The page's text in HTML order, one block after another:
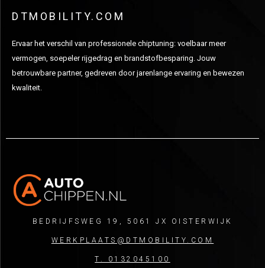
DTMOBILITY.COM
Ervaar het verschil van professionele chiptuning: voelbaar meer
vermogen, soepeler rijgedrag en brandstofbesparing. Jouw
betrouwbare partner, gedreven door jarenlange ervaring en bewezen
kwaliteit.
BEDRIJFSWEG 19, 5061 JX OISTERWIJK
WERKPLAATS@DTMOBILITY.COM
T. 0132045100